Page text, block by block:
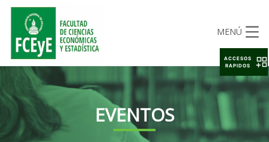
MENÚ
EVENTOS
ACCESOS
RAPIDOS